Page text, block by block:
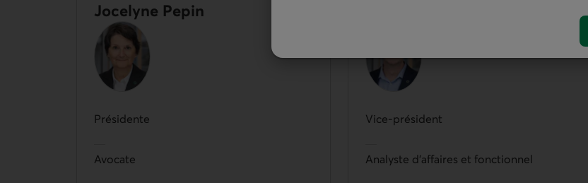
Jocelyne Pepin
Présidente
Avocate
Vice-président
Analyste d'affaires et fonctionnel